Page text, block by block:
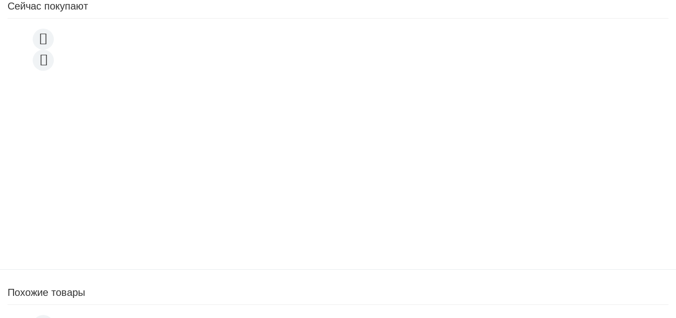
Сейчас покупают
Похожие товары